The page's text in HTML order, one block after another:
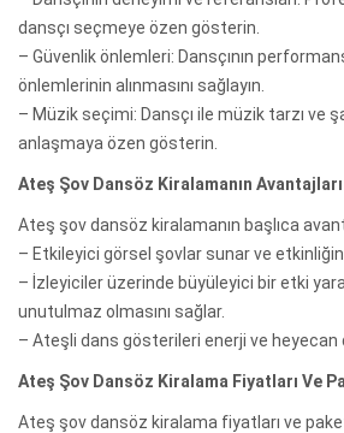
dansçı seçmeye özen gösterin.
– Güvenlik önlemleri: Dansçının
önlemlerinin alınmasını sağlayın.
– Müzik seçimi: Dansçı ile müzik tarzı ve
anlaşmaya özen gösterin.
Ateş Şov Dansöz Kiralamanın
Ateş şov dansöz kiralamanın başlıca
– Etkileyici görsel şovlar sunar ve
– İzleyiciler üzerinde büyüleyici bir etki
unutulmaz olmasını sağlar.
– Ateşli dans gösterileri enerji ve heyecan
Ateş Şov Dansöz Kiralama Fiyatları Ve
Ateş şov dansöz kiralama fiyatları ve